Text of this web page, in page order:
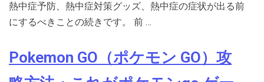
熱中症予防、熱中症対策グッズ、熱中症の症状が出る前
にするべきことの続きです。 前 …
Pokemon GO（ポケモン GO）攻